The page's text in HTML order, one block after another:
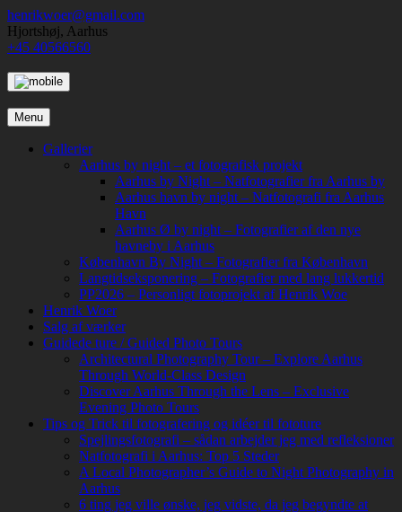
Skip
to
content
henrikwoer@gmail.com
Hjortshøj, Aarhus
+45 40566560
Menu
Gallerier
Aarhus by night – et fotografisk projekt
Aarhus by Night – Natfotografier fra Aarhus by
Aarhus havn by night – Natfotografi fra Aarhus
Havn
Aarhus Ø by night – Fotografier af den nye
havneby i Aarhus
København By Night – Fotografier fra København
Langtidseksponering – Fotografier med lang lukkertid
PP2026 – Personligt fotoprojekt af Henrik Woe
Henrik Woer
Salg af værker
Guidede ture / Guided Photo Tours
Architectural Photography Tour – Explore Aarhus
Through World-Class Design
Discover Aarhus Through the Lens – Exclusive
Evening Photo Tours
Tips og Trick til fotografering og idéer til fototure
Spejlingsfotografi – sådan arbejder jeg med refleksioner
Natfotografi i Aarhus: Top 5 Steder
A Local Photographer’s Guide to Night Photography in
Aarhus
6 ting jeg ville ønske, jeg vidste, da jeg begyndte at